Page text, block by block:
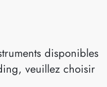
disponibles
veuillez choisir